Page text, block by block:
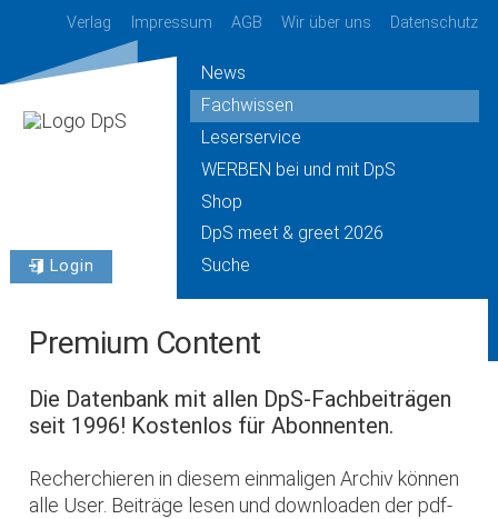
Verlag Impressum AGB Wir über uns Datenschutz
Login
News
Fachwissen
Leserservice
WERBEN bei und mit DpS
Shop
DpS meet & greet 2026
Suche
Premium Content
Die Datenbank mit allen DpS-Fachbeiträgen
seit 1996! Kostenlos für Abonnenten.
Recherchieren in diesem einmaligen Archiv können
alle User. Beiträge lesen und downloaden der pdf-